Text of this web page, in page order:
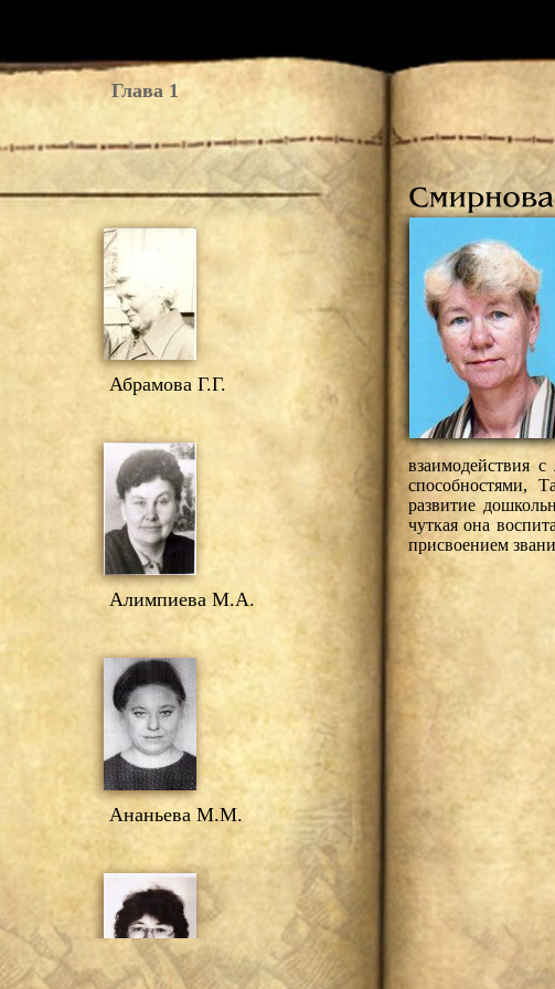
Глава 1
Абрамова Г.Г.
Алимпиева М.А.
Ананьева М.М.
взаимодействия
способностями,
развитие
чуткая она
присвоением